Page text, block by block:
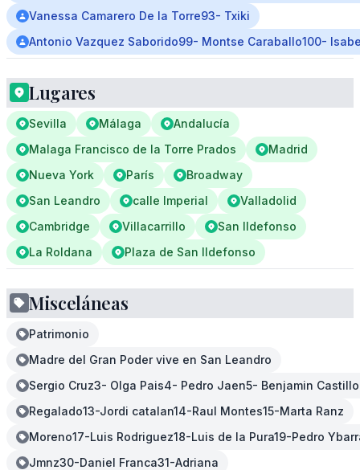
Vanessa Camarero De la Torre93- Txiki
Antonio Vazquez Saborido99- Montse Caraballo100-
Lugares
Sevilla Málaga
Andalucía
Malaga Francisco de la Torre Prados
Madrid
Nueva York
París
Broadway
San Leandro
calle Imperial
Valladolid
Cambridge
Villacarrillo
San Ildefonso
La Roldana
Plaza de San Ildefonso
Misceláneas
Patrimonio
Madre del Gran Poder vive en San Leandro
Sergio Cruz3- Olga Pais4- Pedro Jaen5- Benjamin
Regalado13-Jordi catalan14-Raul Montes15-Marta Ranz
Moreno17-Luis Rodriguez18-Luis de la Pura19-Pedro
Jmnz30-Daniel Franca31-Adriana